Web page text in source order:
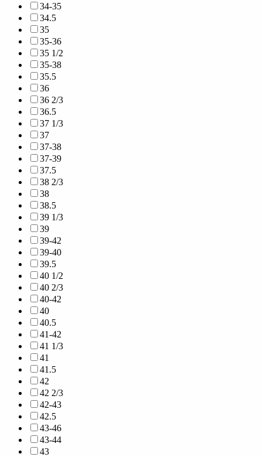
34-35
34.5
35
35-36
35 1/2
35-38
35.5
36
36 2/3
36.5
37 1/3
37
37-38
37-39
37.5
38 2/3
38
38.5
39 1/3
39
39-42
39-40
39.5
40 1/2
40 2/3
40-42
40
40.5
41-42
41 1/3
41
41.5
42
42 2/3
42-43
42.5
43-46
43-44
43